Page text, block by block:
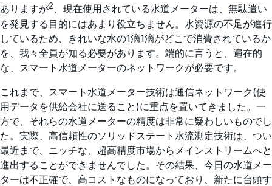
ありますが2、現在使用されている水道メーターは、無駄遣い
を発見する目的にはあまり役立ちません。水資源の不足が進行
しているため、きれいな水の1滴1滴がどこで消費されているか
を、我々全員が知る必要があります。端的に言うと、遍在的
な、スマート水道メーターのネットワークが必要です。
これまで、スマート水道メーター技術は通信ネットワーク(使
用データを供給会社に送ること)に重点を置いてきました。一
方で、それらの水道メーターの精度は非常に疑わしいものでし
た。実際、高信頼性のソリッドステート水流測定技術は、つい
最近まで、ニッチな、超高精度市場からメインストリームへと
進出することができませんでした。その結果、今日の水道メー
ターは不正確で、高コストなものになっており、新たに台頭す